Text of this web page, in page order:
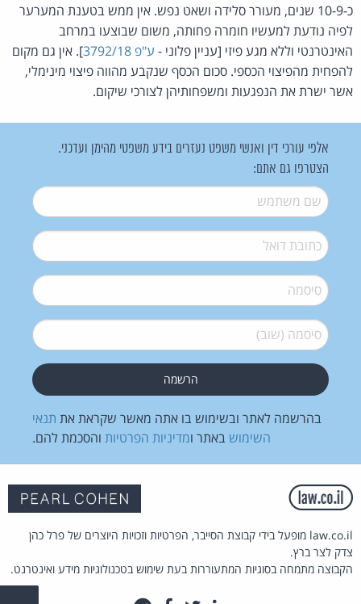
כ-10-9 שנים, מעורר סלידה ושאט נפש. אין ממש בטענת המערער
לפיה נודעת למעשיו חומרה פחותה, משום שבוצעו במרחב
האינטרנטי וללא מגע פיזי [עניין פלוני - ע"פ 3792/18
]. אין גם מקום
להפחית מהפיצוי הכספי. סכום הכסף שנקבע מהווה פיצוי מינימלי,
אשר ישרת את הנפגעות ומשפחותיהן לצורכי שיקום.
אלפי עורכי דין ואנשי משפט נעזרים בידע משפטי מהימן ועדכני.
הצטרפו גם אתם:
שם משתמש*
דואל*
סיסמה*
סיסמה (שוב)*
בהרשמה לאתר ובשימוש בו אתה מאשר שקראת את תנאי
השימוש באתר ומדיניות הפרטיות והסכמת להם.
law.co.il מופעל בידי קבוצת הסייבר, הפרטיות וזכויות היוצרים של פרל כהן
צדק לצר ברץ.
הקבוצה מתמחה בסוגיות המתעוררות בעת שימוש בטכנולוגיות מידע ואינטרנט.